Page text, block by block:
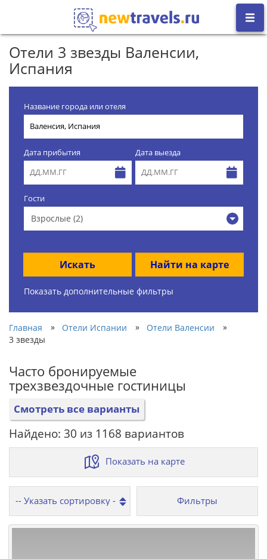
Отели 3 звезды Валенсии,
Испания
Название города или отеля
Дата прибытия Дата выезда
Гости
Взрослые (2)
Искать Найти на карте
Показать дополнительные фильтры
Главная » Отели Испании » Отели Валенсии
»
3 звезды
Часто бронируемые
трехзвездочные гостиницы
Смотреть все варианты
Найдено: 30 из 1168 вариантов
Показать на карте
Фильтры